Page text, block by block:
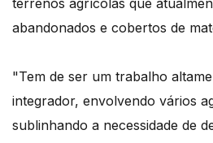
terrenos agrícolas que
abandonados e cobertos de
"Tem de ser um trabalho
integrador, envolvendo vários
sublinhando a necessidade de